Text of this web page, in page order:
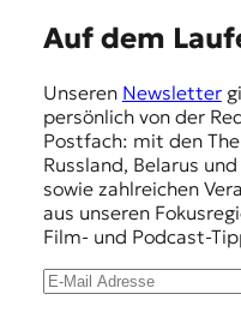
Auf dem
Unseren Newsletter
persönlich von der
Postfach: mit den
Russland, Belarus
sowie zahlreichen
aus unseren
Film- und Podcast-